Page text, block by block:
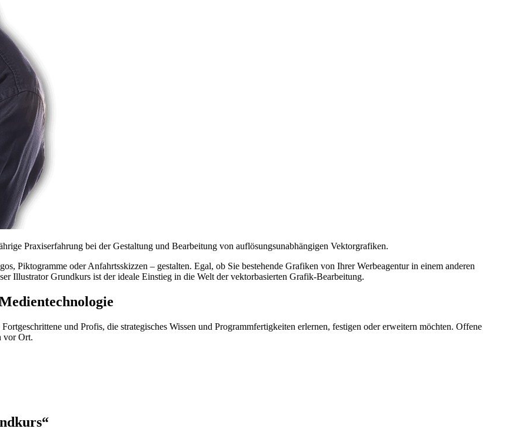
Praxiserfahrung bei der Gestaltung und Bearbeitung von auflösungs­unabhängigen Vektorgrafiken.
Piktogramme oder Anfahrtsskizzen – gestalten. Egal, ob Sie bestehende Grafiken von Ihrer Werbeagentur in einem anderen
IllustratorGrundkurs ist der ideale Einstieg in die Welt der vektorbasierten Grafik-Bearbeitung.
und Profis, die strategisches Wissen und Programmfertigkeiten erlernen, festigen oder erweitern möchten. Offene
vor Ort.